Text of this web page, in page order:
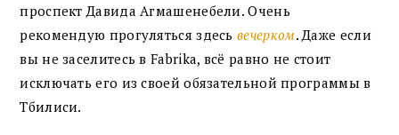
проспект Давида Агмашенебели. Очень
рекомендую прогуляться здесьвечерком. Даже если
вы не заселитесь в Fabrika, всё равно не стоит
исключать его из своей обязательной программы в
Тбилиси.